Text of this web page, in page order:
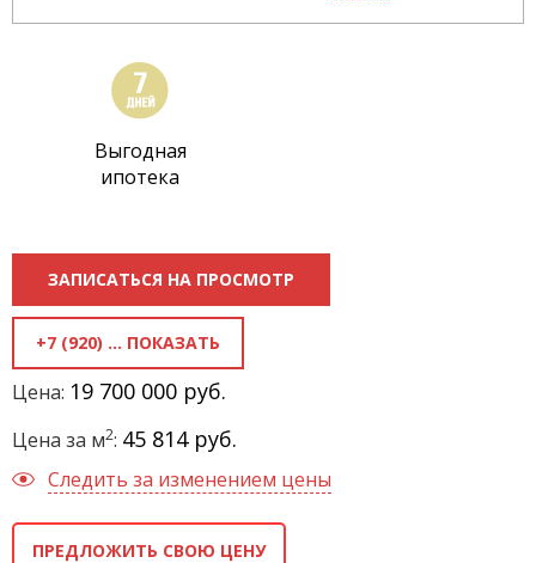
Выгодная
ипотека
ЗАПИСАТЬСЯ НА ПРОСМОТР
+7 (920) 289-39-99
Цена: 19 700 000 руб.
Цена за м2: 45 814 руб.
Следить за изменением цены
ПРЕДЛОЖИТЬ СВОЮ ЦЕНУ